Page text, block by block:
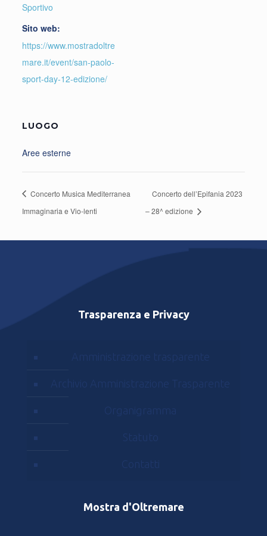
Sportivo
Sito web:
https://www.mostradoltre
mare.it/event/san-paolo-
sport-day-12-edizione/
LUOGO
Aree esterne
Concerto Musica Mediterranea
Immaginaria e Vio-lenti
Concerto dell’Epifania 2023
– 28^ edizione
Trasparenza e Privacy
Amministrazione trasparente
Archivio Amministrazione Trasparente
Organigramma
Statuto
Contatti
Mostra d'Oltremare